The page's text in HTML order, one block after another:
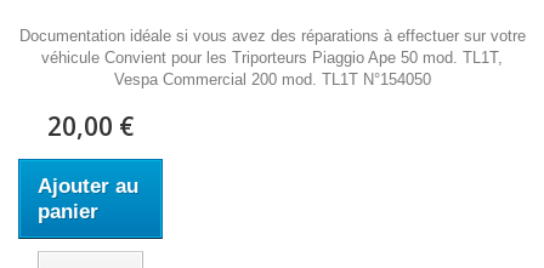
Documentation idéale si vous avez des réparations à effectuer sur votre
véhicule Convient pour les Triporteurs Piaggio Ape 50 mod. TL1T,
Vespa Commercial 200 mod. TL1T N°154050
20,00 €
Ajouter au
panier